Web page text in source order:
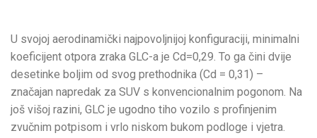
U svojoj aerodinamički najpovoljnijoj konfiguraciji, minimalni
koeficijent otpora zraka GLC-a je Cd=0,29. To ga čini dvije
desetinke boljim od svog prethodnika (Cd = 0,31) –
značajan napredak za SUV s konvencionalnim pogonom. Na
još višoj razini, GLC je ugodno tiho vozilo s profinjenim
zvučnim potpisom i vrlo niskom bukom podloge i vjetra.